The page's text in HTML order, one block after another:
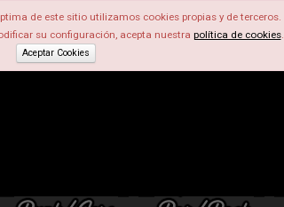
de este sitio utilizamos cookies propias y de terceros.
su configuración, acepta nuestra política de cookies.
Aceptar Cookies